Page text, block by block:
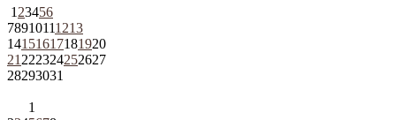
1 23456
78910111213
14151617181920
21 222324252627
28293031
1